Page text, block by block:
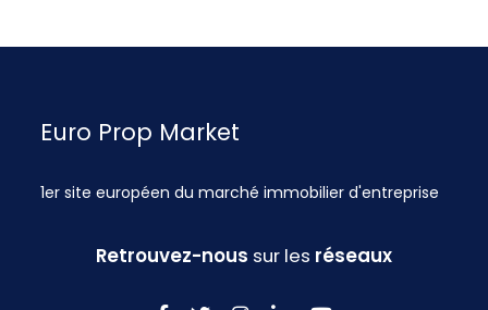
Euro Prop Market
1er site européen du marché immobilier d'entreprise
Retrouvez-nous sur les réseaux